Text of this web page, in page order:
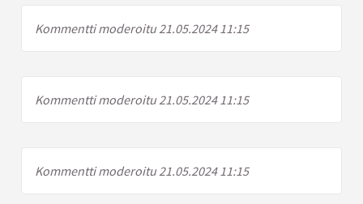
Kommentti moderoitu 21.05.2024 11:15
Kommentti moderoitu 21.05.2024 11:15
Kommentti moderoitu 21.05.2024 11:15